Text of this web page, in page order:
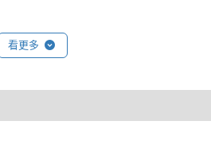
、不被愛的少女們的故事，
無力、感到孤獨的年輕女性們。」
看更多